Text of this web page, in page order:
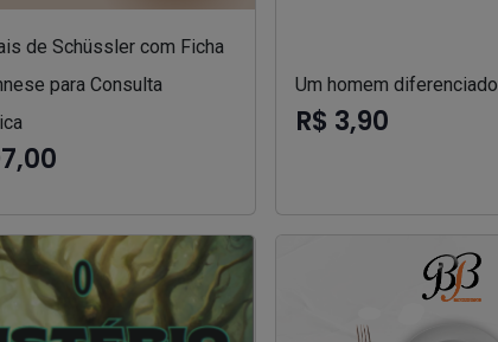
de Schüssler com Ficha
para Consulta
Um homem diferenciado
R$ 3,90